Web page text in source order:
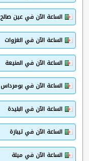
الساعة الآن في عين صالح
الساعة الآن في الغزوات
الساعة الآن في المنيعة
الساعة الآن في بومرداس
الساعة الآن في البليدة
الساعة الآن في تيبازة
الساعة الآن في ميلة